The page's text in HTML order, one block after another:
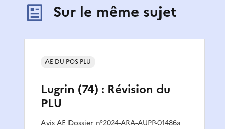
Sur le même sujet
Lugrin (74) : Révision du
PLU
Avis AE Dossier n°2024-ARA-AUPP-01486a
AE DU POS PLU